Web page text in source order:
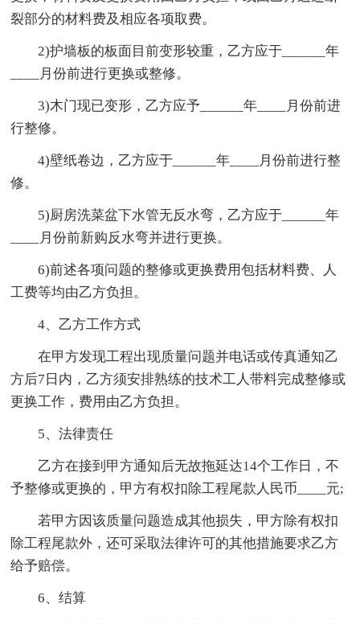
裂部分的材料费及相应各项取费。
2)护墙板的板面目前变形较重，乙方应于______年
____月份前进行更换或整修。
3)木门现已变形，乙方应予______年____月份前进
行整修。
4)壁纸卷边，乙方应于______年____月份前进行整
修。
5)厨房洗菜盆下水管无反水弯，乙方应于______年
____月份前新购反水弯并进行更换。
6)前述各项问题的整修或更换费用包括材料费、人
工费等均由乙方负担。
4、乙方工作方式
在甲方发现工程出现质量问题并电话或传真通知乙
方后7日内，乙方须安排熟练的技术工人带料完成整修或
更换工作，费用由乙方负担。
5、法律责任
乙方在接到甲方通知后无故拖延达14个工作日，不
予整修或更换的，甲方有权扣除工程尾款人民币____元;
若甲方因该质量问题造成其他损失，甲方除有权扣
除工程尾款外，还可采取法律许可的其他措施要求乙方
给予赔偿。
6、结算